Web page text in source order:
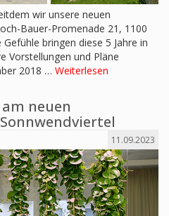
wir unsere neuen
Bauer-Promenade 21, 1100
bringen diese 5 Jahre in
Vorstellungen und Pläne
2018 … Weiterlesen
neuen
11.09.2023